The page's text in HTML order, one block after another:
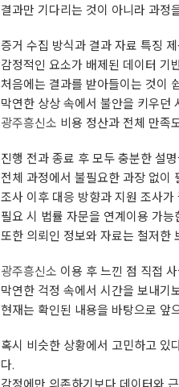
결과만 기다리는 것이 아니라 과정
증거 수집 방식과 결과 자료 특징
감정적인 요소가 배제된 데이터 기
처음에는 결과를 받아들이는 것이
막연한 상상 속에서 불안을 키우던
광주흥신소 비용 정산과 전체 만족
진행 전과 종료 후 모두 충분한 설
전체 과정에서 불필요한 과장 없이
조사 이후 대응 방향과 지원 조사
필요 시 법률 자문을 연계이용 가
또한 의뢰인 정보와 자료는 철저한
광주흥신소 이용 후 느낀 점 직접
막연한 걱정 속에서 시간을 보내기
현재는 확인된 내용을 바탕으로 앞
혹시 비슷한 상황에서 고민하고 있
다.